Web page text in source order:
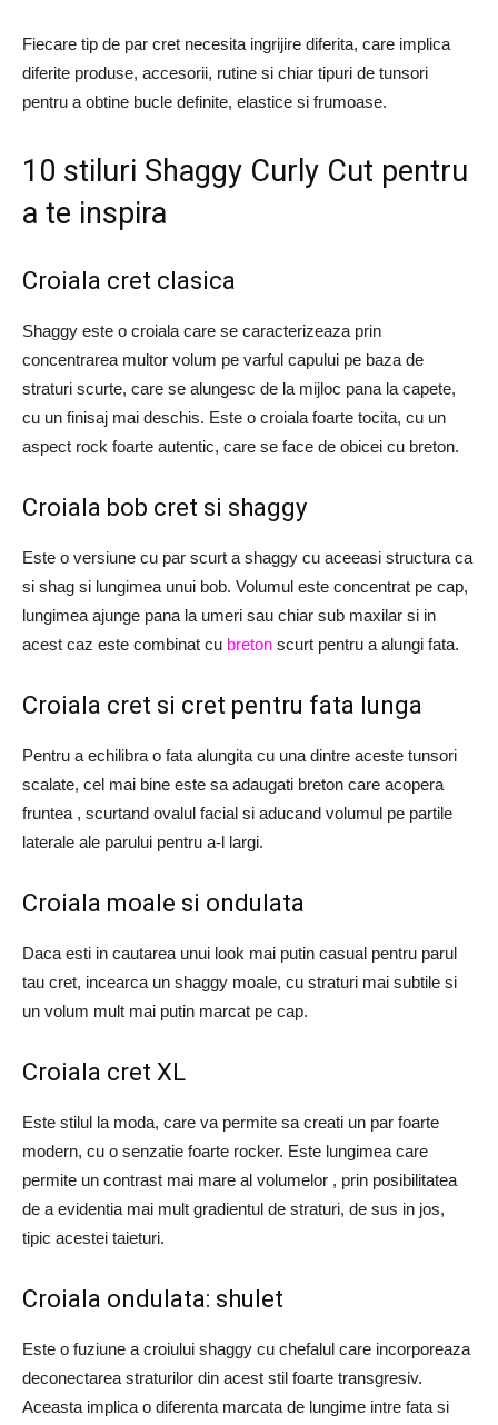
Fiecare tip de par cret necesita ingrijire diferita, care implica
diferite produse, accesorii, rutine si chiar tipuri de tunsori
pentru a obtine bucle definite, elastice si frumoase.
10 stiluri Shaggy Curly Cut pentru
a te inspira
Croiala cret clasica
Shaggy este o croiala care se caracterizeaza prin
concentrarea multor volum pe varful capului pe baza de
straturi scurte, care se alungesc de la mijloc pana la capete,
cu un finisaj mai deschis. Este o croiala foarte tocita, cu un
aspect rock foarte autentic, care se face de obicei cu breton.
Croiala bob cret si shaggy
Este o versiune cu par scurt a shaggy cu aceeasi structura ca
si shag si lungimea unui bob. Volumul este concentrat pe cap,
lungimea ajunge pana la umeri sau chiar sub maxilar si in
acest caz este combinat cu breton scurt pentru a alungi fata.
Croiala cret si cret pentru fata lunga
Pentru a echilibra o fata alungita cu una dintre aceste tunsori
scalate, cel mai bine este sa adaugati breton care acopera
fruntea , scurtand ovalul facial si aducand volumul pe partile
laterale ale parului pentru a-l largi.
Croiala moale si ondulata
Daca esti in cautarea unui look mai putin casual pentru parul
tau cret, incearca un shaggy moale, cu straturi mai subtile si
un volum mult mai putin marcat pe cap.
Croiala cret XL
Este stilul la moda, care va permite sa creati un par foarte
modern, cu o senzatie foarte rocker. Este lungimea care
permite un contrast mai mare al volumelor , prin posibilitatea
de a evidentia mai mult gradientul de straturi, de sus in jos,
tipic acestei taieturi.
Croiala ondulata: shulet
Este o fuziune a croiului shaggy cu chefalul care incorporeaza
deconectarea straturilor din acest stil foarte transgresiv.
Aceasta implica o diferenta marcata de lungime intre fata si